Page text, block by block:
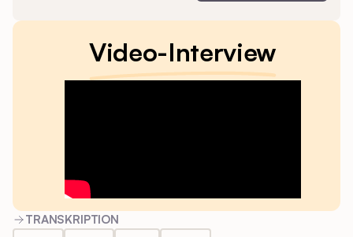
Video-Interview
TRANSKRIPTION